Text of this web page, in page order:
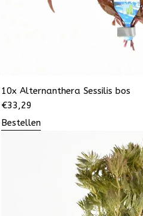
10x Alternanthera Sessilis bos
€33,29
Bestellen